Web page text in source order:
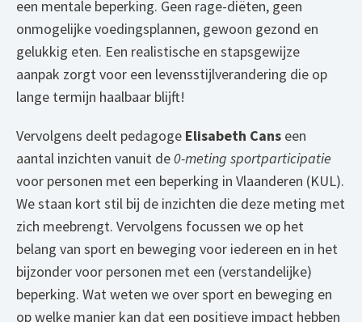
een mentale beperking. Geen rage-diëten, geen
onmogelijke voedingsplannen, gewoon gezond en
gelukkig eten. Een realistische en stapsgewijze
aanpak zorgt voor een levensstijlverandering die op
lange termijn haalbaar blijft!
Vervolgens deelt pedagoge Elisabeth Cans een
aantal inzichten vanuit de0-meting sportparticipatie
voor personen met een beperking in Vlaanderen (KUL).
We staan kort stil bij de inzichten die deze meting met
zich meebrengt. Vervolgens focussen we op het
belang van sport en beweging voor iedereen en in het
bijzonder voor personen met een (verstandelijke)
beperking. Wat weten we over sport en beweging en
op welke manier kan dat een positieve impact hebben